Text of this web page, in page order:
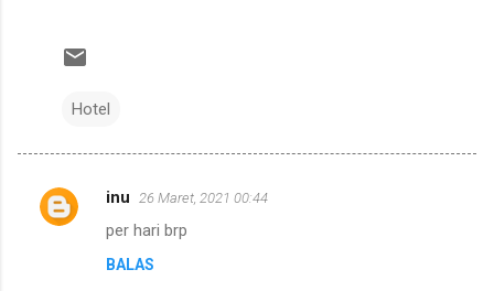
Hotel
K
inu 26 Maret, 2021 00:44
per hari brp
BALAS